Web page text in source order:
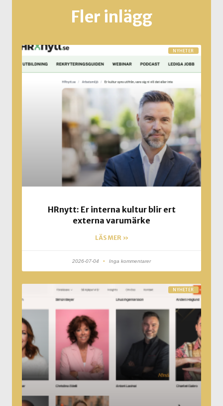
Fler inlägg
NYHETER
HRnytt: Er interna kultur blir ert
externa varumärke
LÄS MER »
2026-07-04 Inga kommentarer
NYHETER